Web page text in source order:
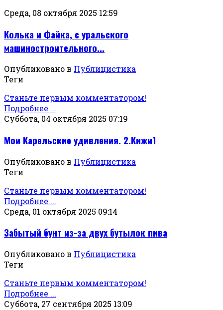
Среда, 08 октября 2025 12:59
Колька и Файка, с уральского
машиностроительного...
Опубликовано в Публицистика
Теги
Станьте первым комментатором!
Подробнее ...
Суббота, 04 октября 2025 07:19
Мои Карельские удивления. 2.Кижи1
Опубликовано в Публицистика
Теги
Станьте первым комментатором!
Подробнее ...
Среда, 01 октября 2025 09:14
Забытый бунт из-за двух бутылок пива
Опубликовано в Публицистика
Теги
Станьте первым комментатором!
Подробнее ...
Суббота, 27 сентября 2025 13:09